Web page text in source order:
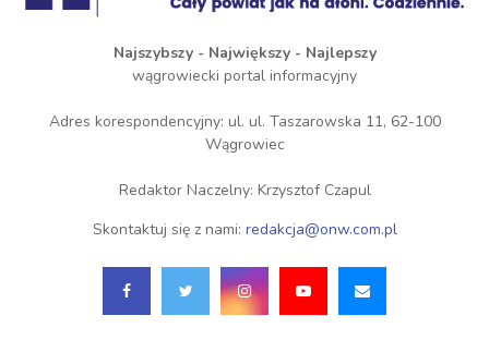
Najszybszy - Największy - Najlepszy
wągrowiecki portal informacyjny
Adres korespondencyjny: ul. ul. Taszarowska 11, 62-100
Wągrowiec
Redaktor Naczelny: Krzysztof Czapul
Skontaktuj się z nami: redakcja@onw.com.pl